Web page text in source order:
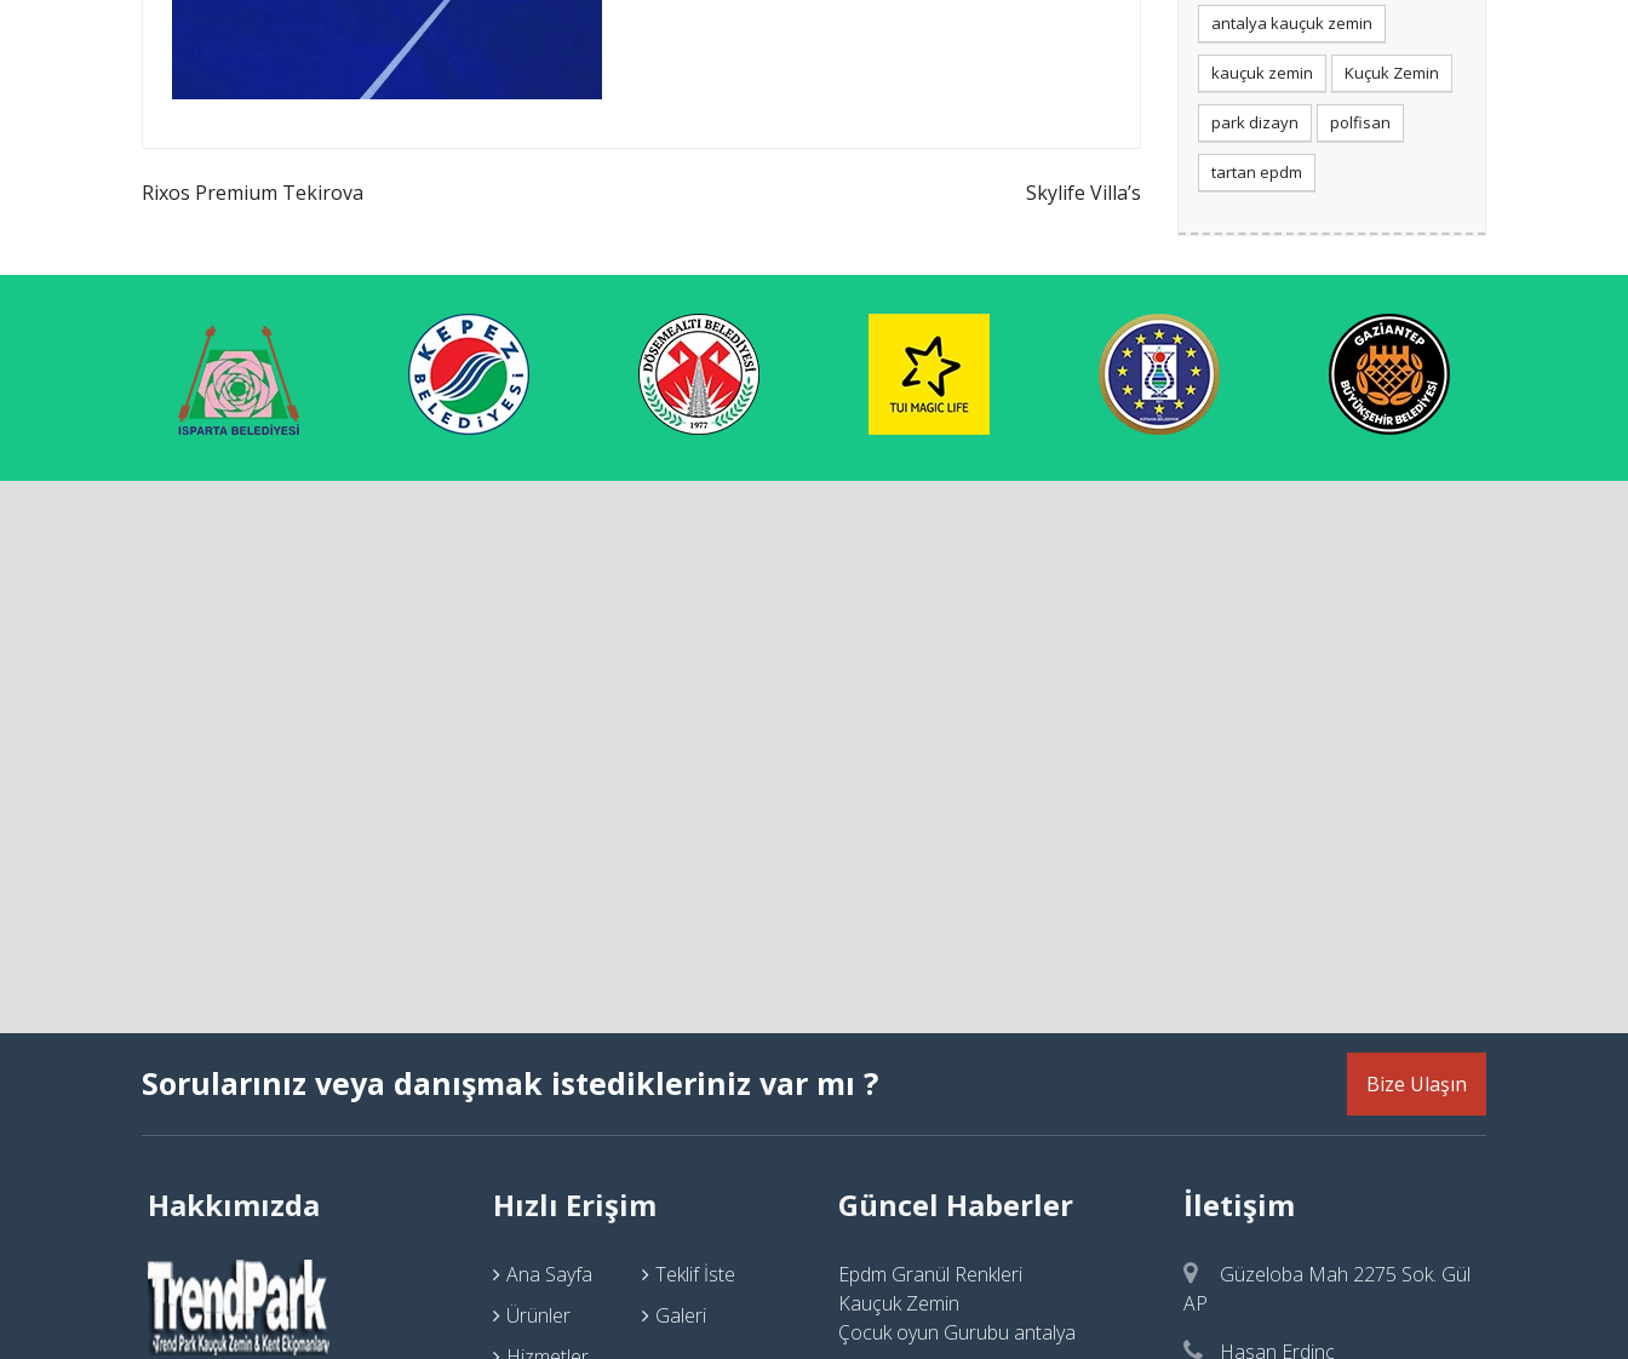
Yazı
Rixos Premium Tekirova Skylife Villa’s
antalya kauçuk zemin
kauçuk zemin Kuçuk Zemin
park dizayn polfisan
tartan epdm
Sorularınız veya danışmak istedikleriniz var mı ? Bize Ulaşın
Hakkımızda Hızlı Erişim
Ana Sayfa
Teklif İste
Ürünler
Galeri
Güncel Haberler
Epdm Granül Renkleri
Kauçuk Zemin
Çocuk oyun Gurubu antalya
İletişim
Güzeloba Mah 2275 Sok. Gül
AP
Hasan Erdinç